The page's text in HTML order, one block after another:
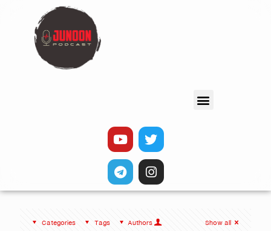
Categories Tags Authors Show all